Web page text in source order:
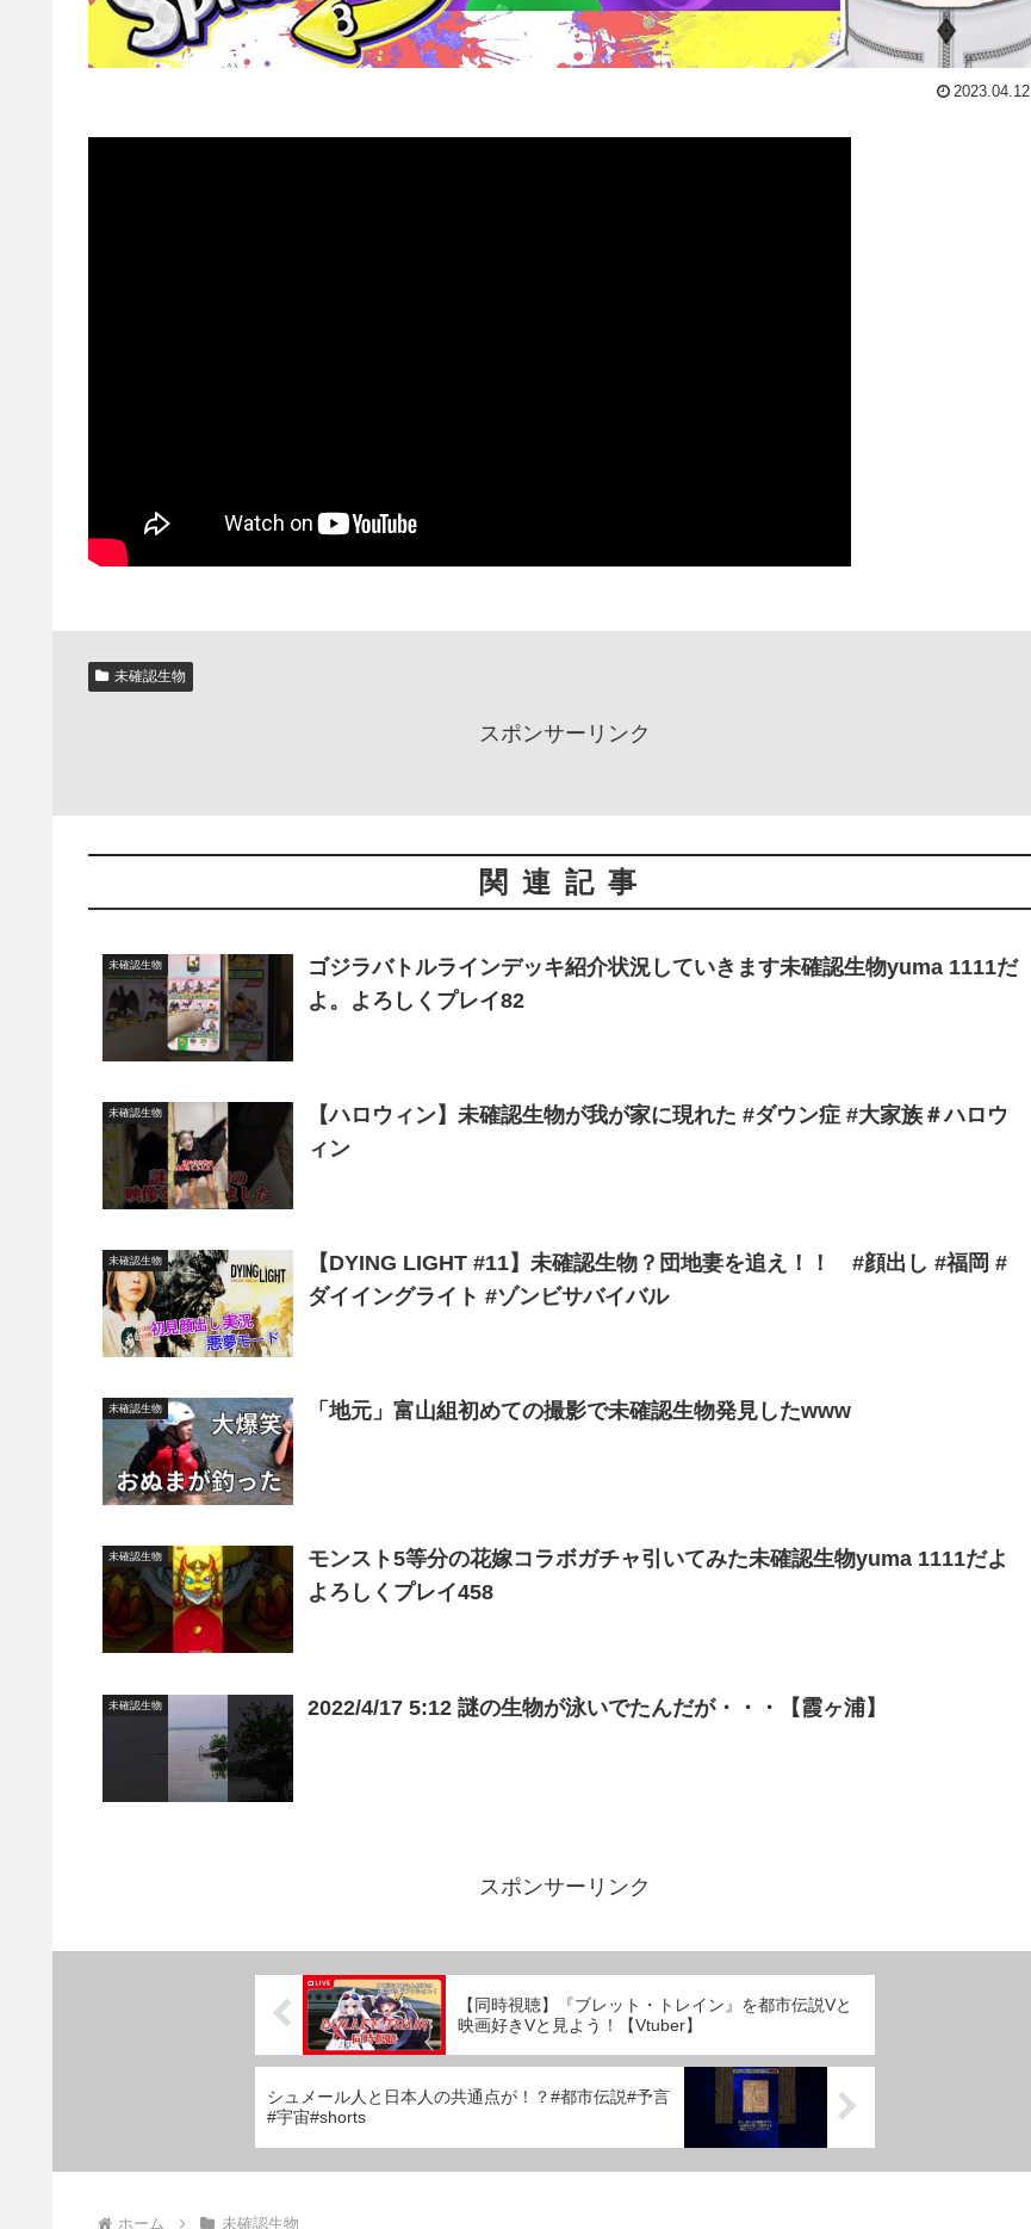
2023.04.12
未確認生物
スポンサーリンク
関連記事
未確認生物
ゴジラバトルラインデッキ紹介状況していきます未確認生物yuma 1111だ
よ。よろしくプレイ82
未確認生物
【ハロウィン】未確認生物が我が家に現れた #ダウン症 #大家族＃ハロウ
ィン
未確認生物
【DYING LIGHT #11】未確認生物？団地妻を追え！！ #顔出し #福岡 #
ダイイングライト #ゾンビサバイバル
未確認生物 「地元」富山組初めての撮影で未確認生物発見したwww
未確認生物
モンスト5等分の花嫁コラボガチャ引いてみた未確認生物yuma 1111だよ
よろしくプレイ458
未確認生物 2022/4/17 5:12 謎の生物が泳いでたんだが・・・【霞ヶ浦】
スポンサーリンク
【同時視聴】『ブレット・トレイン』を都市伝説Vと
映画好きVと見よう！【Vtuber】
シュメール人と日本人の共通点が！？#都市伝説#予言
#宇宙#shorts
ホーム 未確認生物